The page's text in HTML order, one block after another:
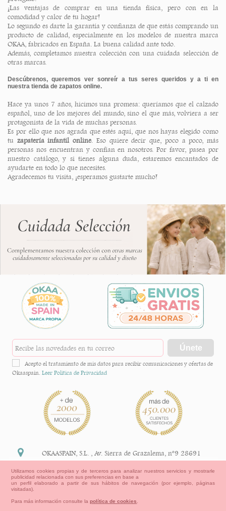
¡Las ventajas de comprar en una tienda física, pero con en la
comodidad y calor de tu hogar!
Lo segundo es darte la garantía y confianza de que estás comprando un
producto de calidad, especialmente en los modelos de nuestra marca
OKAA, fabricados en España. La buena calidad ante todo.
Además, completamos nuestra colección con una cuidada selección de
otras marcas.
Descúbrenos, queremos ver sonreír a tus seres queridos y a ti en
nuestra tienda de zapatos online.
Hace ya unos 7 años, hicimos una promesa: queríamos que el calzado
español, uno de los mejores del mundo, sino el que más, volviera a ser
protagonista de la vida de muchas personas.
Es por ello que nos agrada que estés aquí, que nos hayas elegido como
tu zapatería infantil online. Eso quiere decir que, poco a poco, más
personas nos encuentran y confían en nosotros. Por favor, pasea por
nuestro catálogo, y si tienes alguna duda, estaremos encantados de
ayudarte en todo lo que necesites.
Agradecemos tu visita, ¡esperamos gustarte mucho!
Únete
Acepto el tratamiento de mis datos para recibir comunicaciones y ofertas de
Okaaspain. Leer Política de Privacidad
OKAASPAIN, S.L. ,Av. Sierra de Grazalema, nº9 28691
+34 91 113 89 09
Utilizamos cookies propias y de terceros para analizar nuestros servicios y mostrarle
publicidad relacionada con sus preferencias en base a
un perfil elaborado a partir de sus hábitos de navegación (por ejemplo, páginas
visitadas).
Para más información consulte lapolítica de cookies